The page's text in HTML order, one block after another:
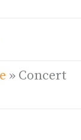
» Concert